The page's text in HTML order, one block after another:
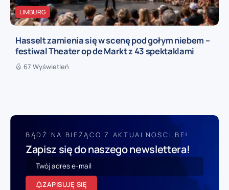
LIMBURG
Hasselt zamienia się w scenę pod gołym niebem –
festiwal Theater op de Markt z 43 spektaklami
67 Wyświetleń
BĄDŹ NA BIEŻĄCO Z AKTUALNOSCI.BE!
Zapisz się do naszego newslettera!
ZAPISUJĘ SIĘ